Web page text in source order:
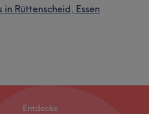
Rüttenscheid, Essen
Entdecke